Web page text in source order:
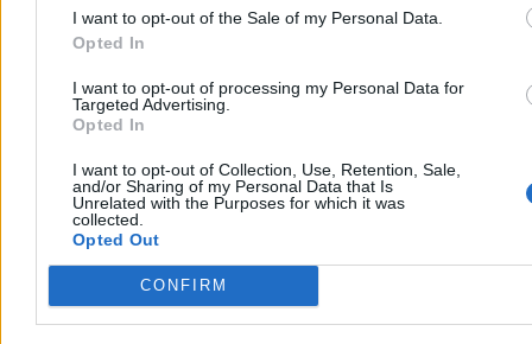
I want to opt-out of the Sale of my Personal Data.
Opted In
I want to opt-out of processing my Personal Data for
Targeted Advertising.
Opted In
I want to opt-out of Collection, Use, Retention, Sale,
and/or Sharing of my Personal Data that Is
Unrelated with the Purposes for which it was
collected.
Opted Out
CONFIRM
USA brakuje broni? Trump miał zażądać
wyjaśnień od szefa Pentagonu
Stany Zjednoczone zmagają się z poważnym deficytem uzbrojenia,
co bezpośrednio wpływa na ich działania zbrojne. Z doniesień prasy
wynika, że Donald Trump wyraził głębokie niezadowolenie z
powodu niepełnych informacji o stanie magazynów. Biały Dom
kategorycznie odrzuca te ustalenia.